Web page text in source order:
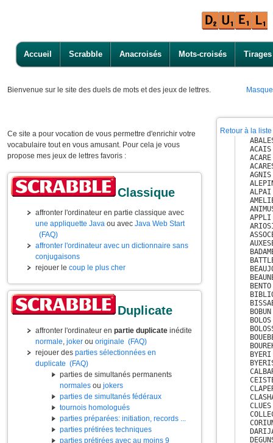
Accueil Scrabble Anacroisés Mots-croisés Tirages
Bienvenue sur le site des duels de mots et des jeux de lettres.
Ce site a pour vocation de vous permettre d'enrichir votre
vocabulaire tout en vous amusant. Pour cela je vous
propose mes jeux de lettres favoris :
Classique
affronter l'ordinateur en partie classique avec
une appliquette Java ou avec Java Web Start
(FAQ)
affronter l'ordinateur avec un dictionnaire sans
conjugaisons
rejouer le coup le plus cher
Duplicate
affronter l'ordinateur en partie duplicate inédite
normale, joker ou originale (FAQ)
rejouer des parties sélectionnées en
duplicate (FAQ)
parties de simultanés permanents
normales ou jokers
parties de simultanés fédéraux
tournois homologués
parties préparées: initiation, records ...
parties prétirées techniques
parties prétirées avec au moins 9
Retour à la
ACAIS
ACARE
AGNIS
ALPAI
APPLI
BENTO
BOBUN
BOLOS
BYERI
CLUES